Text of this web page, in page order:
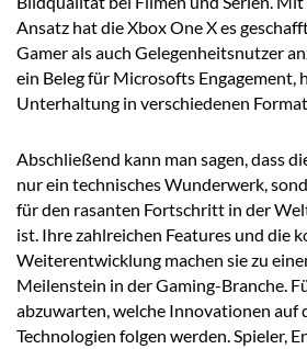
Ansatz hat die Xbox One X es
Gamer als auch Gelegenheitsnutzer
ein Beleg für Microsofts Engagement,
Unterhaltung in verschiedenen
Abschließend kann man sagen, dass
nur ein technisches Wunderwerk,
für den rasanten Fortschritt in der
ist. Ihre zahlreichen Features und die
Weiterentwicklung machen sie zu
Meilenstein in der Gaming-Branche.
abzuwarten, welche Innovationen auf
Technologien folgen werden. Spieler,